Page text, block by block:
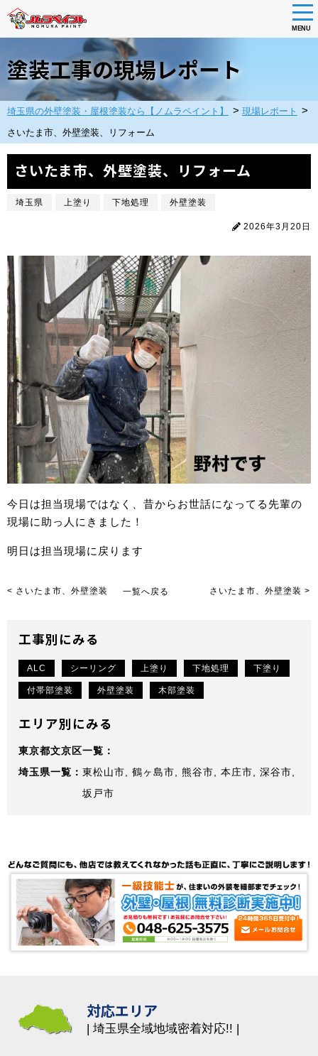
main
content
MENU
塗装工事の現場レポート
埼玉県の外壁塗装・屋根塗装なら【ノムラペイント】 > 現場レポート >
さいたま市、外壁塗装、リフォーム
さいたま市、外壁塗装、リフォーム
埼玉県 上塗り 下地処理 外壁塗装
2026年3月20日
今日は担当現場ではなく、昔からお世話になってる先輩の
現場に助っ人にきました！
明日は担当現場に戻ります
< さいたま市、外壁塗装 さいたま市、外壁塗装 >
一覧へ戻る
工事別にみる
ALC シーリング 上塗り 下地処理 下塗り
付帯部塗装 外壁塗装 木部塗装
エリア別にみる
東京都文京区
埼玉県
東松山市 鶴ヶ島市 熊谷市 本庄市
深谷市
坂戸市
対応エリア
埼玉県全域地域密着対応!!